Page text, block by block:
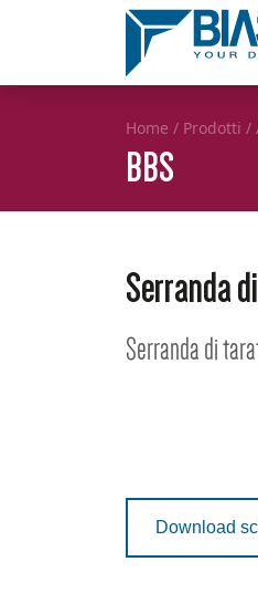
Home / Prodotti /
BBS
Serranda
Serranda di
Download